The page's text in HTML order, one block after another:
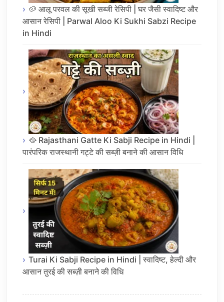
🥔 आलू परवल की सूखी सब्जी रेसिपी | घर जैसी स्वादिष्ट और
आसान रेसिपी | Parwal Aloo Ki Sukhi Sabzi Recipe
in Hindi
🥘 Rajasthani Gatte Ki Sabji Recipe in Hindi |
पारंपरिक राजस्थानी गट्टे की सब्ज़ी बनाने की आसान विधि
Turai Ki Sabji Recipe in Hindi | स्वादिष्ट, हेल्दी और
आसान तुरई की सब्ज़ी बनाने की विधि